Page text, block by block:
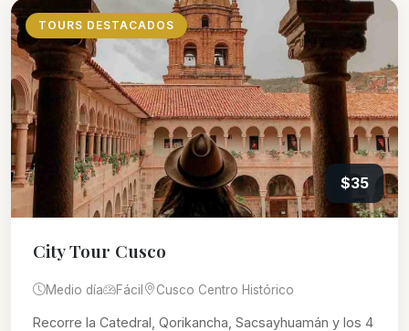
TOURS DESTACADOS
$35
City Tour Cusco
Medio día Fácil Cusco Centro Histórico
Recorre la Catedral, Qorikancha, Sacsayhuamán y los 4